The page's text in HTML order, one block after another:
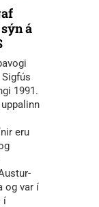
á
1991.
eru
og var í
í